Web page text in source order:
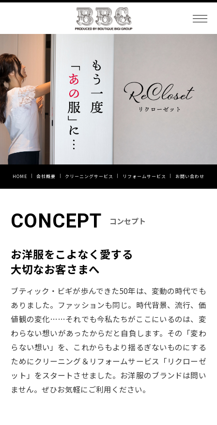
HOME 会社概要 クリーニングサービス リフォームサービス お問い合わせ
CONCEPT コンセプト
お洋服をこよなく愛する
大切なお客さまへ
ブティック・ビギが歩んできた50年は、変動の時代でも
ありました。ファッションも同じ。時代背景、流行、価
値観の変化……それでも今私たちがここにいるのは、変
わらない想いがあったからだと自負します。その「変わ
らない想い」を、これからもより揺るぎないものにする
ためにクリーニング＆リフォームサービス「リクローゼ
ット」をスタートさせました。お洋服のブランドは問い
ません。ぜひお気軽にご利用ください。